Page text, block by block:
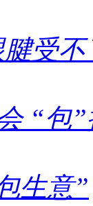
受
“包
生意”